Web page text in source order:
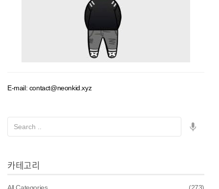
E-mail: contact@neonkid.xyz
카테고리